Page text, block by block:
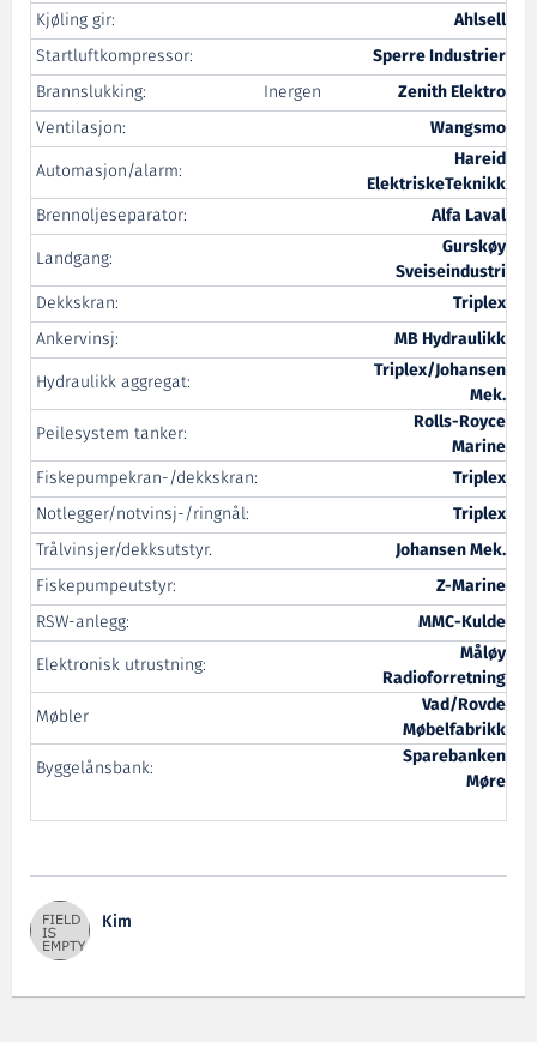
Kjøling gir:
Ahlsell
Startluftkompressor:
Sperre Industrier
Brannslukking:
Inergen
Zenith Elektro
Ventilasjon:
Wangsmo
Automasjon/alarm:
Hareid
ElektriskeTeknikk
Brennoljeseparator:
Alfa Laval
Landgang:
Gurskøy
Sveiseindustri
Dekkskran:
Triplex
Ankervinsj:
MB Hydraulikk
Hydraulikk aggregat:
Triplex/Johansen
Mek.
Peilesystem tanker:
Rolls-Royce
Marine
Fiskepumpekran-/dekkskran:
Triplex
Notlegger/notvinsj-/ringnål:
Triplex
Trålvinsjer/dekksutstyr.
Johansen Mek.
Fiskepumpeutstyr:
Z-Marine
RSW-anlegg:
MMC-Kulde
Elektronisk utrustning:
Måløy
Radioforretning
Møbler
Vad/Rovde
Møbelfabrikk
Byggelånsbank:
Sparebanken
Møre
Kim